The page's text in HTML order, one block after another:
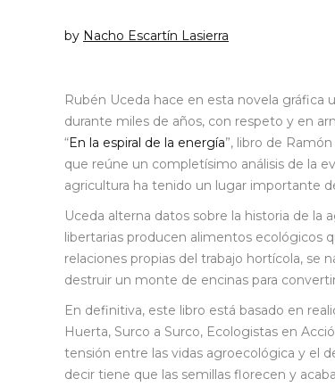
by Nacho Escartín Lasierra
Rubén Uceda hace en esta novela gráfica
durante miles de años, con respeto y en
“En la espiral de la energía”, libro de
que reúne un completísimo análisis de la
agricultura ha tenido un lugar importante
Uceda alterna datos sobre la historia de la
libertarias producen alimentos ecológicos
relaciones propias del trabajo hortícola,
destruir un monte de encinas para
En definitiva, este libro está basado en
Huerta, Surco a Surco, Ecologistas en
tensión entre las vidas agroecológica y el
decir tiene que las semillas florecen y